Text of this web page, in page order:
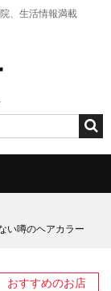
、生活情報満載
い噂のヘアカラー
おすすめのお店